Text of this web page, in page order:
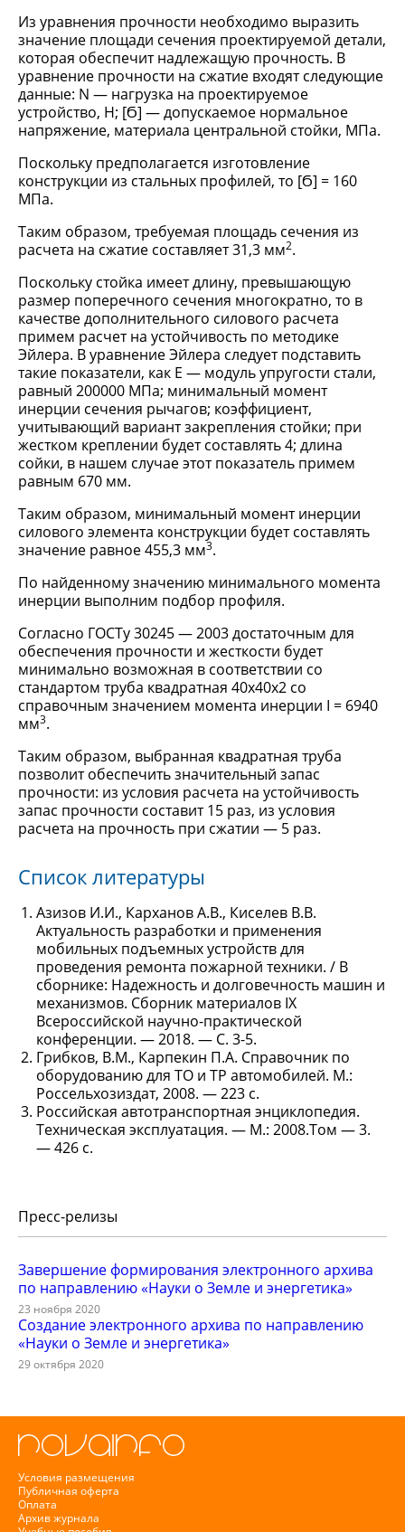
Из уравнения прочности необходимо выразить
значение площади сечения проектируемой детали,
которая обеспечит надлежащую прочность. В
уравнение прочности на сжатие входят следующие
данные: N — нагрузка на проектируемое
устройство, Н; [Ϭ] — допускаемое нормальное
напряжение, материала центральной стойки, МПа.
Поскольку предполагается изготовление
конструкции из стальных профилей, то [Ϭ] = 160
МПа.
Таким образом, требуемая площадь сечения из
расчета на сжатие составляет 31,3 мм2.
Поскольку стойка имеет длину, превышающую
размер поперечного сечения многократно, то в
качестве дополнительного силового расчета
примем расчет на устойчивость по методике
Эйлера. В уравнение Эйлера следует подставить
такие показатели, как Е — модуль упругости стали,
равный 200000 МПа; минимальный момент
инерции сечения рычагов; коэффициент,
учитывающий вариант закрепления стойки; при
жестком креплении будет составлять 4; длина
сойки, в нашем случае этот показатель примем
равным 670 мм.
Таким образом, минимальный момент инерции
силового элемента конструкции будет составлять
значение равное 455,3 мм3.
По найденному значению минимального момента
инерции выполним подбор профиля.
Согласно ГОСТу 30245 — 2003 достаточным для
обеспечения прочности и жесткости будет
минимально возможная в соответствии со
стандартом труба квадратная 40х40х2 со
справочным значением момента инерции I = 6940
мм3.
Таким образом, выбранная квадратная труба
позволит обеспечить значительный запас
прочности: из условия расчета на устойчивость
запас прочности составит 15 раз, из условия
расчета на прочность при сжатии — 5 раз.
Список литературы
Азизов И.И., Карханов А.В., Киселев В.В.
Актуальность разработки и применения
мобильных подъемных устройств для
проведения ремонта пожарной техники. / В
сборнике: Надежность и долговечность машин и
механизмов. Сборник материалов IX
Всероссийской научно-практической
конференции. — 2018. — С. 3-5.
Грибков, В.М., Карпекин П.А. Справочник по
оборудованию для ТО и ТР автомобилей. М.:
Россельхозиздат, 2008. — 223 с.
Российская автотранспортная энциклопедия.
Техническая эксплуатация. — М.: 2008.Том — 3.
— 426 с.
Пресс-релизы
Завершение формирования электронного архива
по направлению «Науки о Земле и энергетика»
23 ноября 2020
Создание электронного архива по направлению
«Науки о Земле и энергетика»
29 октября 2020
Условия размещения
Публичная оферта
Оплата
Архив журнала